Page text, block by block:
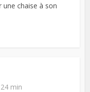
une chaise à son
min